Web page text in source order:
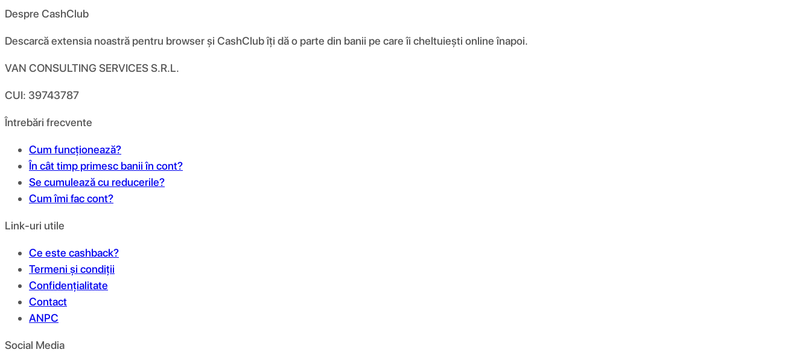
Despre CashClub
Descarcă extensia noastră pentru browser și CashClub îți dă o parte din banii pe care îi cheltuiești online înapoi.
VAN CONSULTING SERVICES S.R.L.
CUI: 39743787
Întrebări frecvente
Cum funcționează?
În cât timp primesc banii în cont?
Se cumulează cu reducerile?
Cum îmi fac cont?
Link-uri utile
Ce este cashback?
Termeni și condiții
Confidențialitate
Contact
ANPC
Social Media